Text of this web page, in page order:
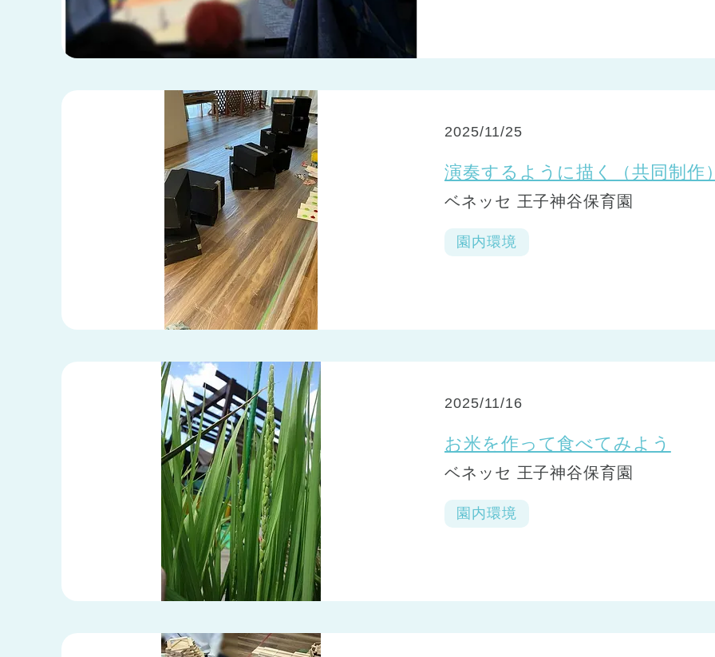
2025/11/25
演奏するように描く（共同制作
ベネッセ 王子神谷保育園
園内環境
2025/11/16
お米を作って食べてみよう
ベネッセ 王子神谷保育園
園内環境